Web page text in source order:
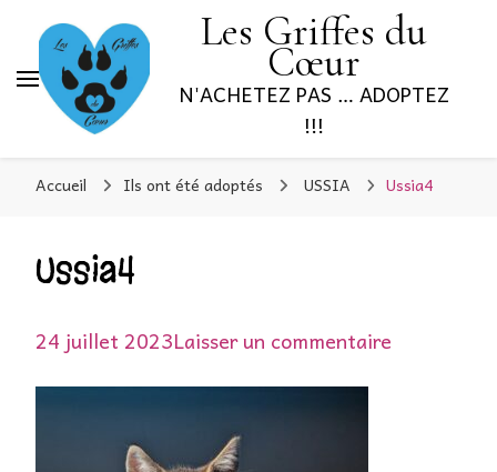
Les Griffes du
Cœur
N'ACHETEZ PAS … ADOPTEZ
!!!
Accueil Ils ont été adoptés USSIA Ussia4
Ussia4
24 juillet 2023Laisser un commentaire